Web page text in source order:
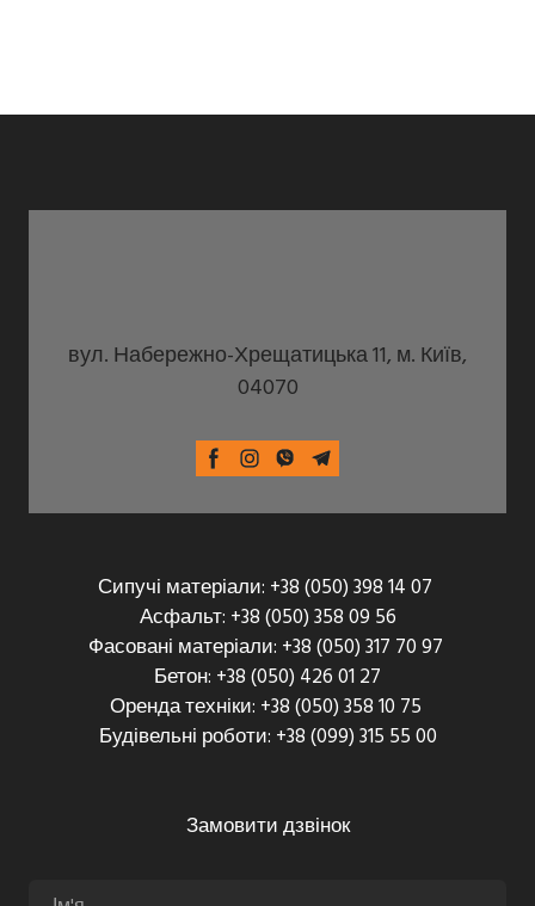
вул. Набережно-Хрещатицька 11, м. Київ,
04070
Сипучі матеріали: +38 (050) 398 14 07
Асфальт: +38 (050) 358 09 56
Фасовані матеріали: +38 (050) 317 70 97
Бетон: +38 (050) 426 01 27
Оренда техніки: +38 (050) 358 10 75
Будівельні роботи: +38 (099) 315 55 00
Замовити дзвінок